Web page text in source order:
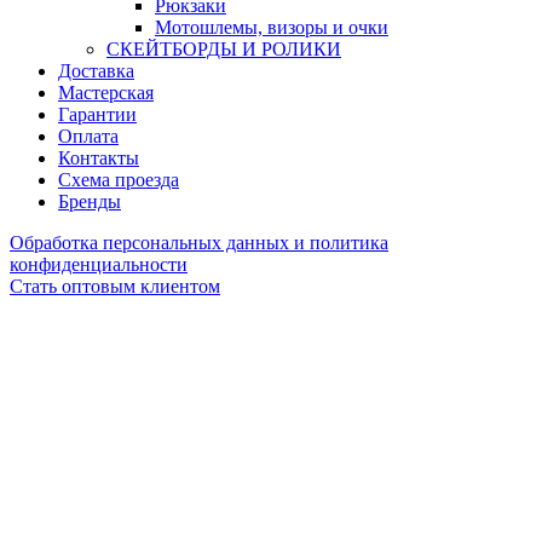
Рюкзаки
Мотошлемы, визоры и очки
СКЕЙТБОРДЫ И РОЛИКИ
Доставка
Мастерская
Гарантии
Оплата
Контакты
Схема проезда
Бренды
Обработка персональных данных и политика
конфиденциальности
Стать оптовым клиентом